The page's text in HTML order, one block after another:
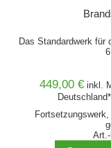
Das Standardwerk für
449,00 € inkl.